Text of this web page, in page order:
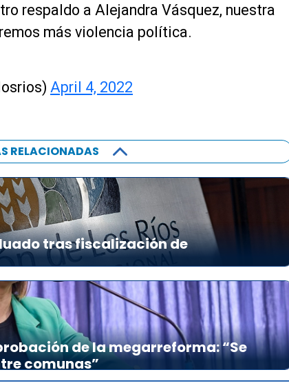
respaldo a Alejandra Vásquez, nuestra
más violencia política.
April 4, 2022
RELACIONADAS
tras fiscalización de
de la megarreforma: “Se
comunas”